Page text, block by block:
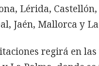
Lérida,
Jaén, Mallorca y
regirá en